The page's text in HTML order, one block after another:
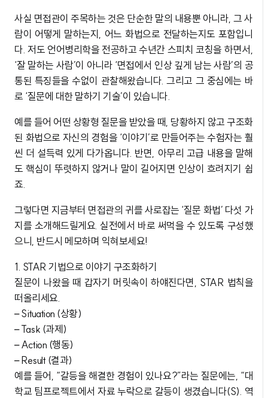
사실 면접관이 주목하는 것은 단순한 말의 내용뿐 아니라, 그 사
람이 어떻게 말하는지, 어느 화법으로 전달하는지도 포함입니
다. 저도 언어병리학을 전공하고 수년간 스피치 코칭을 하면서,
‘잘 말하는 사람’이 아니라 ‘면접에서 인상 깊게 남는 사람’의 공
통된 특징들을 수없이 관찰해왔습니다. 그리고 그 중심에는 바
로 ‘질문에 대한 말하기 기술’이 있습니다.
예를 들어 어떤 상황형 질문을 받았을 때, 당황하지 않고 구조화
된 화법으로 자신의 경험을 ‘이야기’로 만들어주는 수험자는 훨
씬 더 설득력 있게 다가옵니다. 반면, 아무리 고급 내용을 말해
도 핵심이 뚜렷하지 않거나 말이 길어지면 인상이 흐려지기 쉽
죠.
그렇다면 지금부터 면접관의 귀를 사로잡는 ‘질문 화법’ 다섯 가
지를 소개해드릴게요. 실전에서 바로 써먹을 수 있도록 구성했
으니, 반드시 메모하며 익혀보세요!
1. STAR 기법으로 이야기 구조화하기
질문이 나왔을 때 갑자기 머릿속이 하얘진다면, STAR 법칙을
떠올리세요.
– Situation (상황)
– Task (과제)
– Action (행동)
– Result (결과)
예를 들어, “갈등을 해결한 경험이 있나요?”라는 질문에는, “대
학교 팀프로젝트에서 자료 누락으로 갈등이 생겼습니다(S). 역